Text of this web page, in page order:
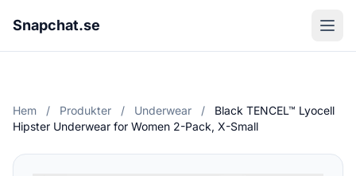
Snapchat.se
Hem / Produkter / Underwear /
Black TENCEL™ Lyocell
Hipster Underwear for Women 2-Pack, X-Small